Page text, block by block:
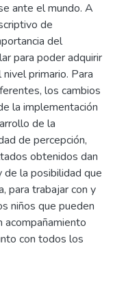
ante el mundo. A
de
del
para poder adquirir
primario. Para
los cambios
la implementación
de la
de percepción,
obtenidos dan
de la posibilidad que
para trabajar con y
niños que pueden
acompañamiento
con todos los